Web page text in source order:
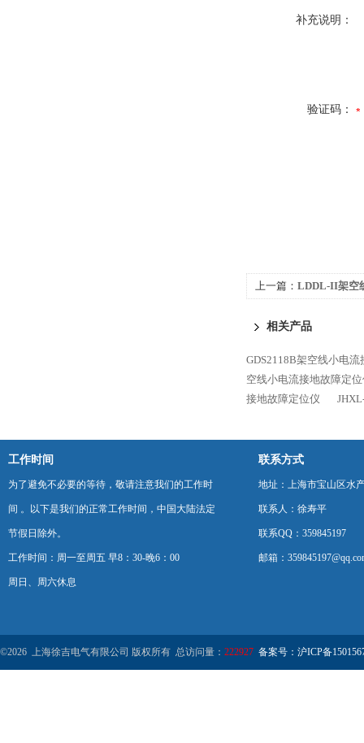
补充说明：
验证码：
上一篇： LDDL-II架空
相关产品
GDS2118B架空线小电
空线小电流接地故障定
接地故障定位仪
工作时间
为了避免不必要的等待，敬请注意我们的工作时
间 。以下是我们的正常工作时间，中国大陆法定
节假日除外。
工作时间：周一至周五 早8：30-晚6：00
周日、周六休息
联系方式
地址：上海市宝山区水
联系人：徐寿平
联系QQ：359845197
邮箱：
©2026 上海徐吉电气有限公司 版权所有 总访问量： 222927 备案号：沪ICP备